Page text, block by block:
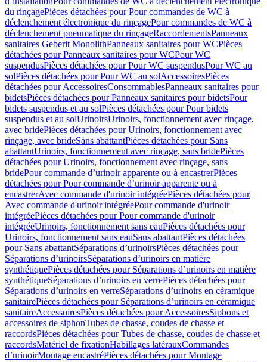
du rinçagePièces détachées pour Pour commandes de WC à
déclenchement électronique du rinçagePour commandes de WC à
déclenchement pneumatique du rinçageRaccordementsPanneaux
sanitaires Geberit MonolithPanneaux sanitaires pour WCPièces
détachées pour Panneaux sanitaires pour WCPour WC
suspendusPièces détachées pour Pour WC suspendusPour WC au
solPièces détachées pour Pour WC au solAccessoiresPièces
détachées pour AccessoiresConsommablesPanneaux sanitaires pour
bidetsPièces détachées pour Panneaux sanitaires pour bidetsPour
bidets suspendus et au solPièces détachées pour Pour bidets
suspendus et au solUrinoirsUrinoirs, fonctionnement avec rinçage,
avec bridePièces détachées pour Urinoirs, fonctionnement avec
rinçage, avec brideSans abattantPièces détachées pour Sans
abattantUrinoirs, fonctionnement avec rinçage, sans bridePièces
détachées pour Urinoirs, fonctionnement avec rinçage, sans
bridePour commande d’urinoir apparente ou à encastrerPièces
détachées pour Pour commande d’urinoir apparente ou à
encastrerAvec commande d'urinoir intégréePièces détachées pour
Avec commande d'urinoir intégréePour commande d'urinoir
intégréePièces détachées pour Pour commande d'urinoir
intégréeUrinoirs, fonctionnement sans eauPièces détachées pour
Urinoirs, fonctionnement sans eauSans abattantPièces détachées
pour Sans abattantSéparations d’urinoirsPièces détachées pour
Séparations d’urinoirsSéparations d’urinoirs en matière
synthétiquePièces détachées pour Séparations d’urinoirs en matière
synthétiqueSéparations d’urinoirs en verrePièces détachées pour
Séparations d’urinoirs en verreSéparations d’urinoirs en céramique
sanitairePièces détachées pour Séparations d’urinoirs en céramique
sanitaireAccessoiresPièces détachées pour AccessoiresSiphons et
accessoires de siphonTubes de chasse, coudes de chasse et
raccordsPièces détachées pour Tubes de chasse, coudes de chasse et
raccordsMatériel de fixationHabillages latérauxCommandes
dʼurinoirMontage encastréPièces détachées pour Montage